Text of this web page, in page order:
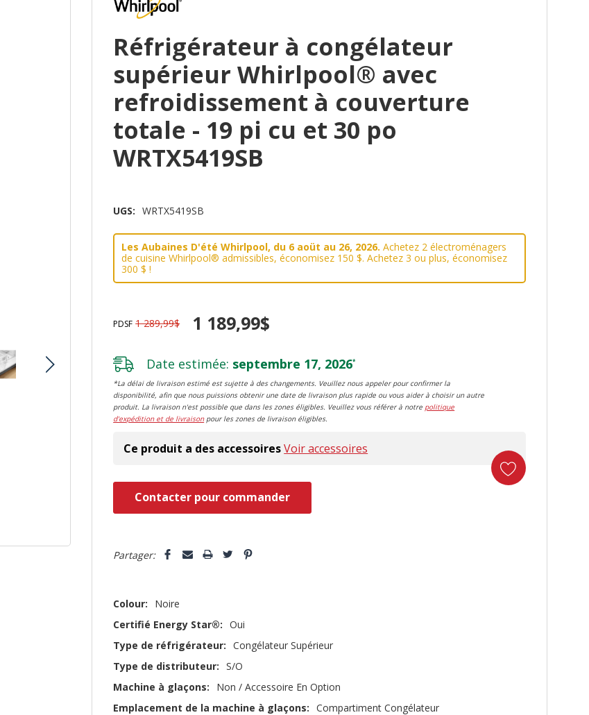
Réfrigérateur à congélateur
supérieur Whirlpool® avec
refroidissement à couverture
totale - 19 pi cu et 30 po
WRTX5419SB
UGS: WRTX5419SB
Les Aubaines D'été Whirlpool, du 6 aoüt au 26, 2026. Achetez 2 électroménagers
de cuisine Whirlpool® admissibles, économisez 150 $. Achetez 3 ou plus, économisez
300 $ !
PDSF 1 289,99$ 1 189,99$
Date estimée: septembre 17, 2026*
*La délai de livraison estimé est sujette à des changements. Veuillez nous appeler pour confirmer la
disponibilité, afin que nous puissions obtenir une date de livraison plus rapide ou vous aider à choisir un autre
produit. La livraison n'est possible que dans les zones éligibles. Veuillez vous référer à notre politique
d'expédition et de livraisonpour les zones de livraison éligibles.
Ce produit a des accessoiresVoir accessoires
que
Contacter pour commander
Partager:
Colour:
Noire
Certifié Energy Star®: Oui
Type de réfrigérateur: Congélateur Supérieur
Type de distributeur: S/O
Machine à glaçons:
Non / Accessoire En Option
Emplacement de la machine à glaçons: Compartiment Congélateur